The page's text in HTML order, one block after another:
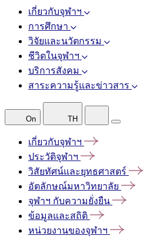
เกี่ยวกับจุฬาฯ
การศึกษา
วิจัยและนวัตกรรม
ชีวิตในจุฬาฯ
บริการสังคม
สาระความรู้และข่าวสาร
On TH
เกี่ยวกับจุฬาฯ
ประวัติจุฬาฯ
วิสัยทัศน์และยุทธศาสตร์
อัตลักษณ์มหาวิทยาลัย
จุฬาฯ กับความยั่งยืน
ข้อมูลและสถิติ
หน่วยงานของจุฬาฯ